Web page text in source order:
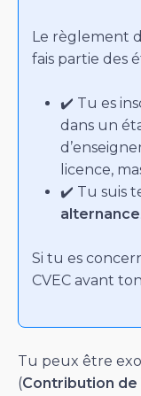
Le règlement
fais partie des
✔️ Tu es
dans un
licence,
✔️ Tu suis
alternance
Si tu es
CVEC avant
Tu peux être
(Contribution de